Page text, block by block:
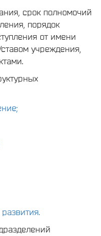
срок полномочий
порядок
от имени
учреждения,